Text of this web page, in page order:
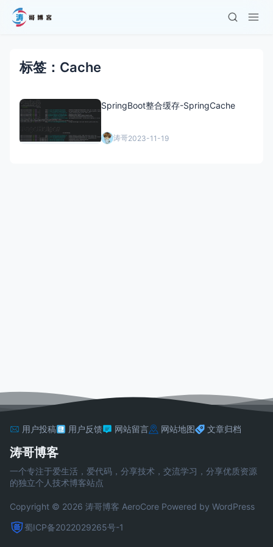
标签：Cache
SpringBoot整合缓存-SpringCache
涛哥2023-11-19
用户投稿 用户反馈 网站留言 网站地图 文章归档
涛哥博客
一个专注于爱生活，爱代码，分享技术，交流学习，分享优质资源
的独立个人技术博客站点
Copyright © 2026 涛哥博客 AeroCore Powered by WordPress
蜀ICP备2022029265号-1